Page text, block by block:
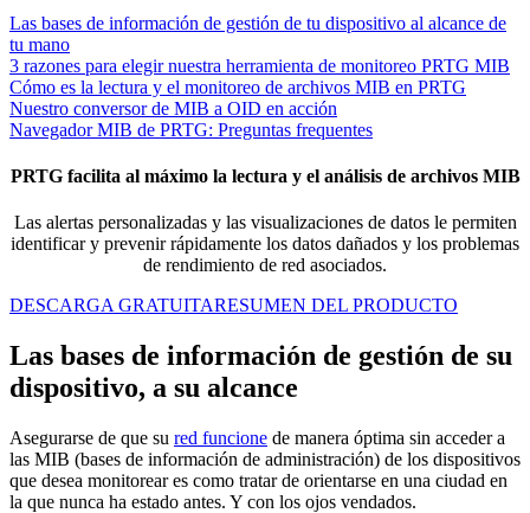
Las bases de información de gestión de tu dispositivo al alcance de
tu mano
3 razones para elegir nuestra herramienta de monitoreo PRTG MIB
Cómo es la lectura y el monitoreo de archivos MIB en PRTG
Nuestro conversor de MIB a OID en acción
Navegador MIB de PRTG: Preguntas frequentes
PRTG facilita al máximo la lectura y el análisis de archivos MIB
Las alertas personalizadas y las visualizaciones de datos le permiten
identificar y prevenir rápidamente los datos dañados y los problemas
de rendimiento de red asociados.
DESCARGA GRATUITARESUMEN DEL PRODUCTO
Las bases de información de gestión de su
dispositivo, a su alcance
Asegurarse de que su red funcione de manera óptima sin acceder a
las MIB (bases de información de administración) de los dispositivos
que desea monitorear es como tratar de orientarse en una ciudad en
la que nunca ha estado antes. Y con los ojos vendados.